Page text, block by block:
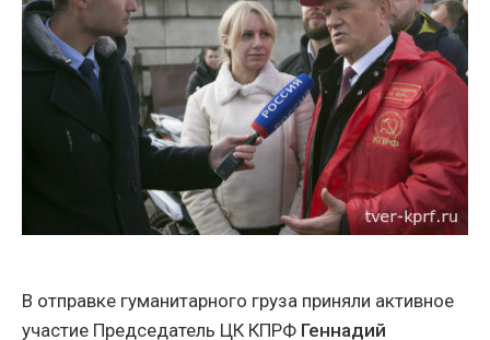
В отправке гуманитарного груза приняли активное
участие Председатель ЦК КПРФ Геннадий